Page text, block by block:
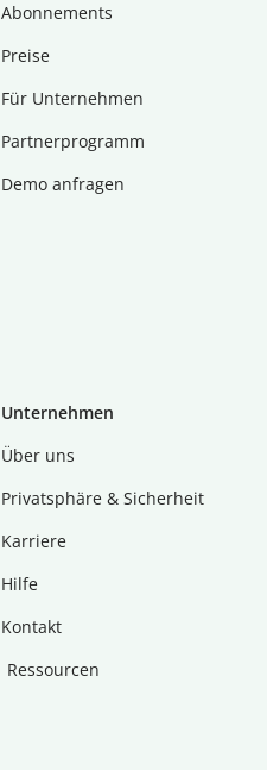
Abon­ne­ments
Preise
Für Unternehmen
Partnerprogramm
Demo anfragen
Unternehmen
Über uns
Privatsphäre & Sicherheit
Karriere
Hilfe
Kontakt
Ressourcen